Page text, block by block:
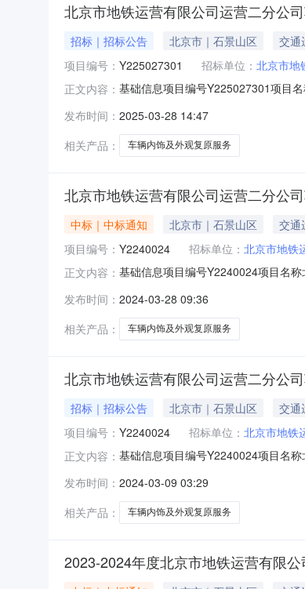
北京市地铁运营有限公司运营二分公
招标｜招标公告 北京市｜石景山区 交通
项目编号： Y225027301 招标单位： 北京市地
正文内容： 基础信息项目编号Y225027301项目
司运营二分公司车辆内饰及外观复原
需求复原总面
发布时间： 2025-03-28 14:47
相关产品：
车辆内饰及外观复原服务
北京市地铁运营有限公司运营二分公
中标｜中标通知 北京市｜石景山区 交通
项目编号： Y2240024 招标单位： 北京市地铁
正文内容： 基础信息项目编号Y2240024项目名
司384,000.002024-03-28
发布时间： 2024-03-28 09:36
相关产品：
车辆内饰及外观复原服务
北京市地铁运营有限公司运营二分公
招标｜招标公告 北京市｜石景山区 交通
项目编号： Y2240024 招标单位： 北京市地铁
正文内容： 基础信息项目编号Y2240024项目名
限公司运营二分公司所辖所有车型司
况下质保期内无
发布时间： 2024-03-09 03:29
相关产品：
车辆内饰及外观复原服务
2023-2024年度北京市地铁运营有限